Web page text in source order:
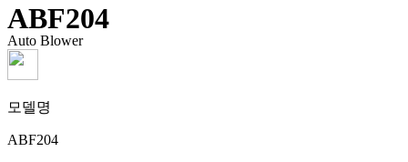
ABF204
Auto Blower
모델명
ABF204